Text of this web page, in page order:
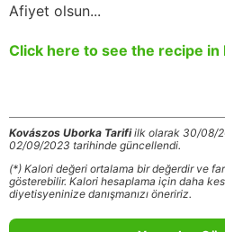
Afiyet olsun...
Click here to see the recipe in
Kovászos Uborka Tarifiilk olarak 30/08/
02/09/2023 tarihinde güncellendi.
(*) Kalori değeri ortalama bir değerdir ve
gösterebilir. Kalori hesaplama için daha
diyetisyeninize danışmanızı öneririz.